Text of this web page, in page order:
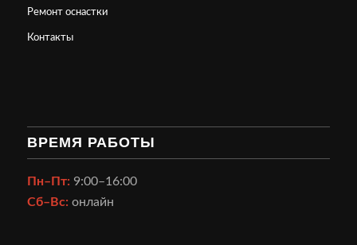
Ремонт оснастки
Контакты
ВРЕМЯ РАБОТЫ
Пн–Пт:9:00–16:00
Сб–Вс:онлайн